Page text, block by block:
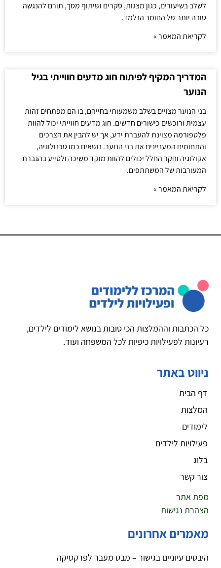
לשלב בשיעורים, כגון מצגות, סקרים ושיתוף מסך, תורם להנגשה
טובה יותר של החומר הנלמד.
לקריאת המאמר »
המדריך המקיף לפיתוח חוג מדעים חווייתי בגיל
הנוער
בני הנוער מצויים בשלב משמעותי בחייהם, בו הם מפתחים זהות
עצמית ורוכשים כישורים חדשים. חוג מדעים חווייתי יכול להוות
פלטפורמה מצוינת להעברת ידע, אך יש להבין את הצרכים
והתחומים המעניינים את בני הנוער. נושאים כמו טכנולוגיה,
אקולוגיה וחקר החלל יכולים להוות מוקד משיכה ולסייע בהגברת
המעורבות של המשתתפים.
לקריאת המאמר »
כל הכתבות וההמלצות הכי טובות בנושא לימודים לילדים,
רעיונות לפעילויות כיפיות לכל המשפחה ועוד.
ניווט באתר
דף הבית
המלצות
לימודים
פעילויות לילדים
בלוג
צור קשר
מפת אתר
הצהרת נגישות
מאמרים אחרונים
היבטים עיוניים בגישור – מבט מעבר לפרקטיקה